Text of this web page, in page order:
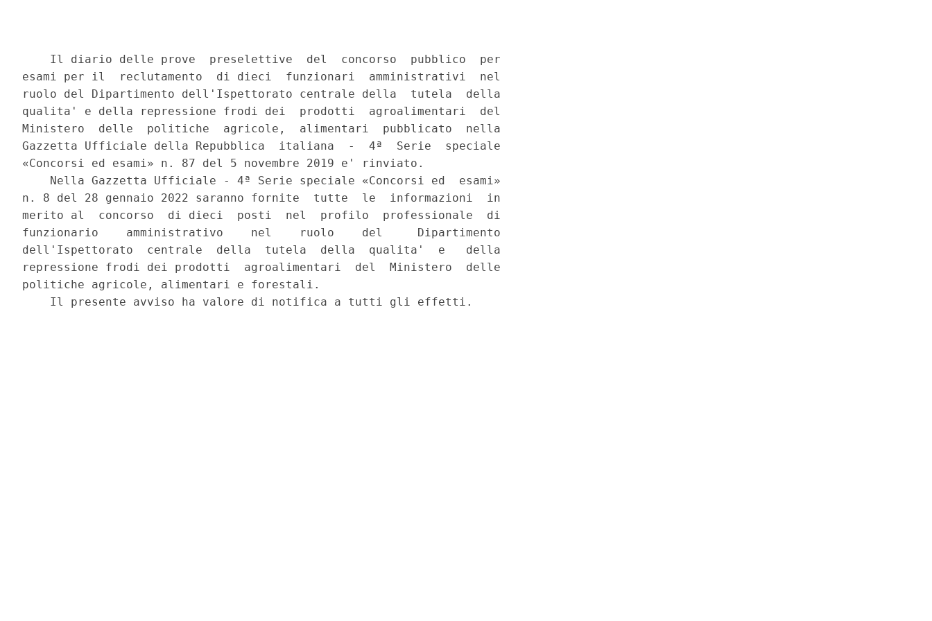
    Il diario delle prove  preselettive  del  concorso  pubblico  per
esami per il  reclutamento  di dieci  funzionari  amministrativi  nel
ruolo del Dipartimento dell'Ispettorato centrale della  tutela  della
qualita' e della repressione frodi dei  prodotti  agroalimentari  del
Ministero  delle  politiche  agricole,  alimentari  pubblicato  nella
Gazzetta Ufficiale della Repubblica  italiana  -  4ª  Serie  speciale
«Concorsi ed esami» n. 87 del 5 novembre 2019 e' rinviato.
    Nella Gazzetta Ufficiale - 4ª Serie speciale «Concorsi ed  esami»
n. 8 del 28 gennaio 2022 saranno fornite  tutte  le  informazioni  in
merito al  concorso  di dieci  posti  nel  profilo  professionale  di
funzionario    amministrativo    nel    ruolo    del     Dipartimento
dell'Ispettorato  centrale  della  tutela  della  qualita'  e   della
repressione frodi dei prodotti  agroalimentari  del  Ministero  delle
politiche agricole, alimentari e forestali.
    Il presente avviso ha valore di notifica a tutti gli effetti.